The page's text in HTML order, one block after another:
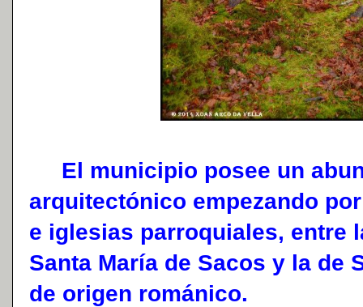
El municipio posee un
arquitectónico empezando
e iglesias parroquiales, entre
Santa María de Sacos y la de
de origen románico.